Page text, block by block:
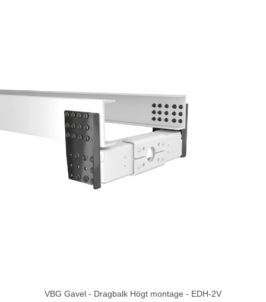
VBG Gavel - Dragbalk Högt montage - EDH-2V